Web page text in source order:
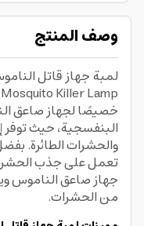
وصف المنتج
خصيصًا لجهاز صاعق
البنفسجية، حيث
والحشرات الطائرة.
تعمل على جذب
جهاز صاعق الناموس
من الحشرات.